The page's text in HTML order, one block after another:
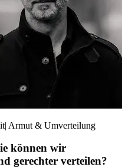
| Armut & Umverteilung
können wir
gerechter verteilen?